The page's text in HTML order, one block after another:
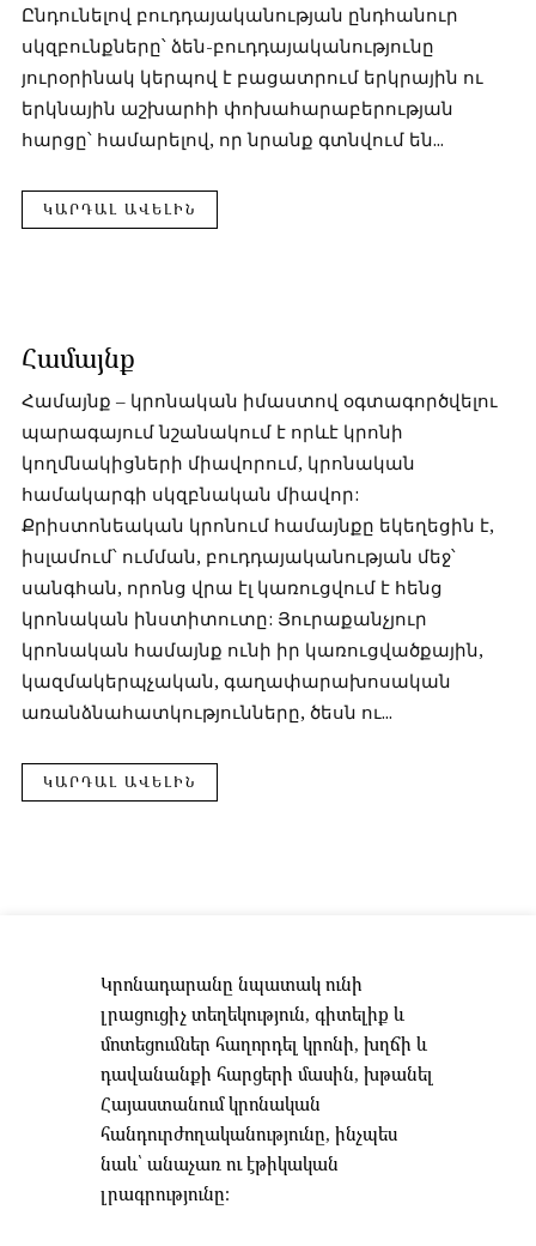
Ընդունելով բուդդայականության ընդհանուր
սկզբունքները՝ ձեն-բուդդայականությունը
յուրօրինակ կերպով է բացատրում երկրային ու
երկնային աշխարհի փոխահարաբերության
հարցը՝ համարելով, որ նրանք գտնվում են...
ԿԱՐԴԱԼ ԱՎԵԼԻՆ
Համայնք
Համայնք – կրոնական իմաստով օգտագործվելու
պարագայում նշանակում է որևէ կրոնի
կողմնակիցների միավորում, կրոնական
համակարգի սկզբնական միավոր:
Քրիստոնեական կրոնում համայնքը եկեղեցին է,
իսլամում՝ ումման, բուդդայականության մեջ՝
սանգհան, որոնց վրա էլ կառուցվում է հենց
կրոնական ինստիտուտը: Յուրաքանչյուր
կրոնական համայնք ունի իր կառուցվածքային,
կազմակերպչական, գաղափարախոսական
առանձնահատկությունները, ծեսն ու...
ԿԱՐԴԱԼ ԱՎԵԼԻՆ
Կրոնադարանը նպատակ ունի
լրացուցիչ տեղեկություն, գիտելիք և
մոտեցումներ հաղորդել կրոնի, խղճի և
դավանանքի հարցերի մասին, խթանել
Հայաստանում կրոնական
հանդուրժողականությունը, ինչպես
նաև՝ անաչառ ու էթիկական
լրագրությունը։